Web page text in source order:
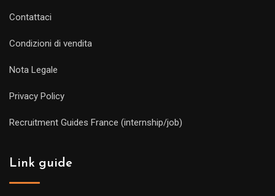
Contattaci
Condizioni di vendita
Nota Legale
Privacy Policy
Recruitment Guides France (internship/job)
Link guide